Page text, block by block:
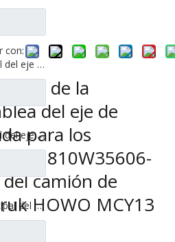
Conjunto reductor principal del eje intermedio para piezas de camión Shacman Delong
Conjunto reductor principal del eje intermedio Delong HDZ425 para piezas de camiones Shacman Delong
Conjunto de reductor principal del eje intermedio Delong HD469 para piezas de camiones Shacman Delong
con:
de la
del eje de
para los
810W35606-
camión de
HOWO MCY13